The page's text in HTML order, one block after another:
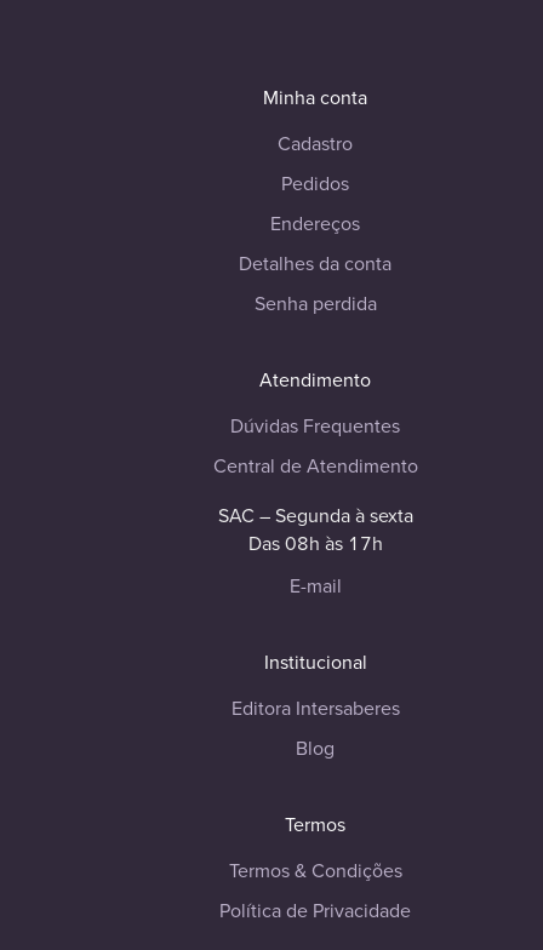
Minha conta
Cadastro
Pedidos
Endereços
Detalhes da conta
Senha perdida
Atendimento
Dúvidas Frequentes
Central de Atendimento
SAC – Segunda à sexta
Das 08h às 17h
E-mail
Institucional
Editora Intersaberes
Blog
Termos
Termos & Condições
Política de Privacidade